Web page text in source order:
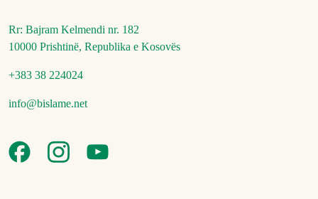
Rr: Bajram Kelmendi nr. 182
10000 Prishtinë, Republika e Kosovës
+383 38 224024
info@bislame.net